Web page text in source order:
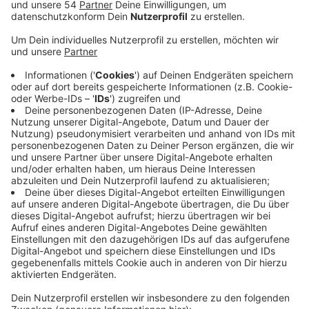
weltweit Länder mit Medikamenten und
medizinischem Equipment.
Veröffentlicht:Mittwoch, 26.06.2024 14:53
Anzeige
Im vergangenen Jahr konnte action medeor rund 1,6
Millionen Menschen in Not mit humanitärer Hilfe und
Entwicklungsprogrammen direkt helfen. Unter
anderem in den Erdbebengebieten in der Türkei, Syrien,
Marokko und Afghanistan, aber auch nach den
Überschwemmungen in Libyen, Kongo und Tansania.
Außerdem konnte das Hilfswerk auch im Ukraine-Krieg
Hilfe leisten. Damit hätten indirekt rund 6,5 Millionen
Menschen in 26 Ländern von ihrer Unterstützung
profitiert, so das Hilfswerk. In Zukunft möchte action
medeor die ostafrikanischen Standorte in Tansania und